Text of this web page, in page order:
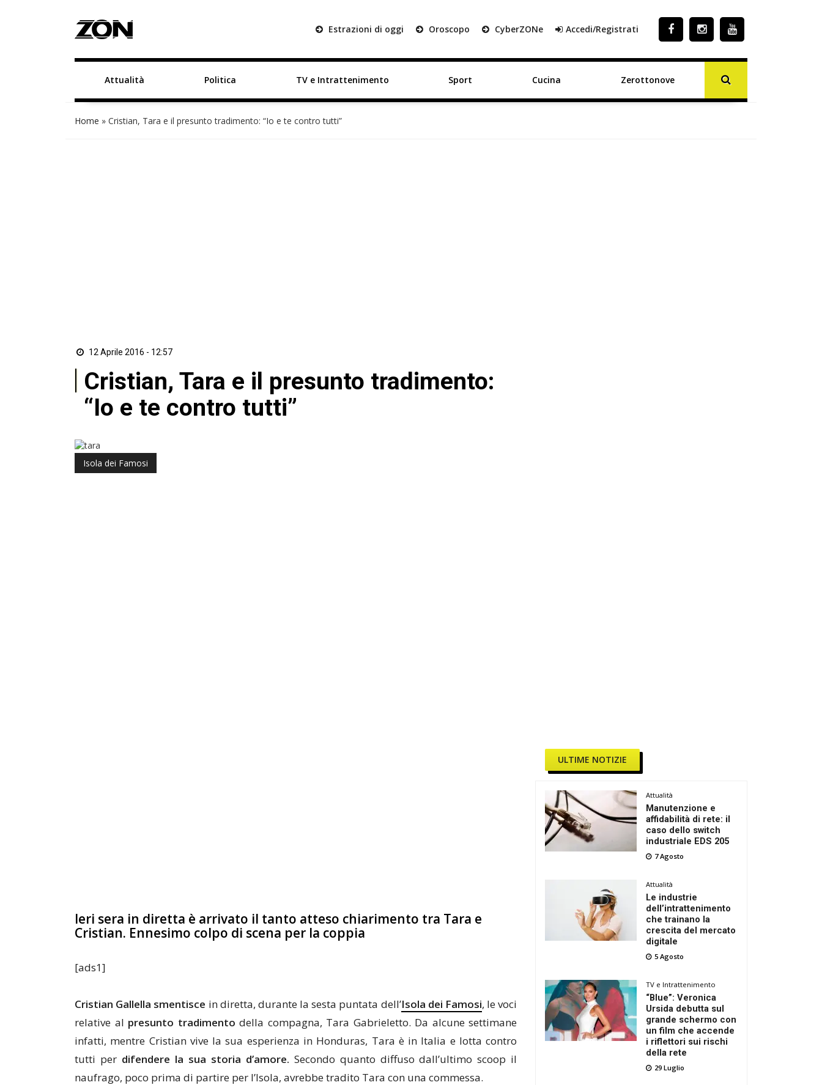
Estrazioni di oggi Oroscopo CyberZONe Accedi/Registrati
Attualità Politica TV e Intrattenimento Sport Cucina Zerottonove
Home » Cristian, Tara e il presunto tradimento: “Io e te contro tutti”
12 Aprile 2016 - 12:57
Cristian, Tara e il presunto tradimento:
“Io e te contro tutti”
Isola dei Famosi
di Redazione ZON
Ieri sera in diretta è arrivato il tanto atteso chiarimento tra Tara e
Cristian. Ennesimo colpo di scena per la coppia
[ads1]
Cristian Gallella smentisce in diretta, durante la sesta puntata dell’Isola dei Famosi, le voci
relative al presunto tradimento della compagna, Tara Gabrieletto. Da alcune settimane
infatti, mentre Cristian vive la sua esperienza in Honduras, Tara è in Italia e lotta contro
tutti per difendere la sua storia d’amore. Secondo quanto diffuso dall’ultimo scoop il
naufrago, poco prima di partire per l’Isola, avrebbe tradito Tara con una commessa.
ULTIME NOTIZIE
Attualità
Manutenzione e
affidabilità di rete: il
caso dello switch
industriale EDS 205
7 Agosto
Attualità
Le industrie
dell’intrattenimento
che trainano la
crescita del mercato
digitale
5 Agosto
TV e Intrattenimento
“Blue”: Veronica
Ursida debutta sul
grande schermo con
un film che accende
i riflettori sui rischi
della rete
29 Luglio